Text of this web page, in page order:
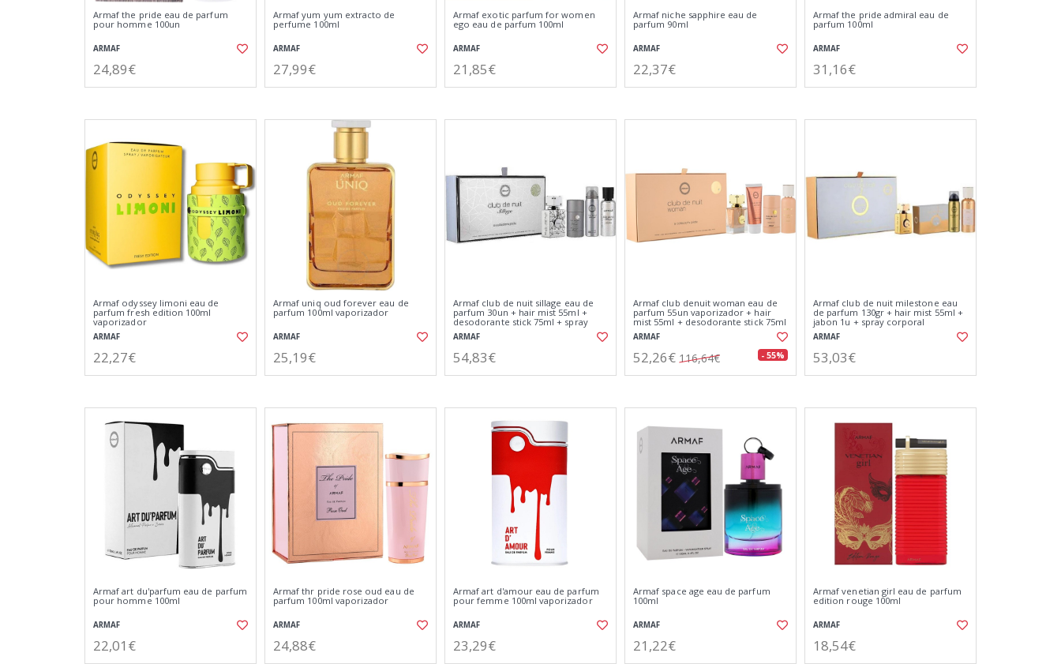
Armaf the pride eau de parfum
pour homme 100un
ARMAF
24,89€
Armaf yum yum extracto de
perfume 100ml
ARMAF
27,99€
Armaf exotic parfum for women
ego eau de parfum 100ml
ARMAF
21,85€
Armaf niche sapphire eau de
parfum 90ml
ARMAF
22,37€
Armaf the pride admiral eau de
parfum 100ml
ARMAF
31,16€
Armaf odyssey limoni eau de
parfum fresh edition 100ml
vaporizador
ARMAF
22,27€
Armaf uniq oud forever eau de
parfum 100ml vaporizador
ARMAF
25,19€
Armaf club de nuit sillage eau de
parfum 30un + hair mist 55ml +
desodorante stick 75ml + spray
corporal perfumado 50ml
vaporizador
ARMAF
54,83€
Armaf club denuit woman eau de
parfum 55un vaporizador + hair
mist 55ml + desodorante stick 75ml
+ crema de manos 50ml
ARMAF
52,26€ 116,64€ - 55%
Armaf club de nuit milestone eau
de parfum 130gr + hair mist 55ml +
jabon 1u + spray corporal
perfumado 50ml vaporizador
ARMAF
53,03€
Armaf art du'parfum eau de parfum
pour homme 100ml
ARMAF
22,01€
Armaf thr pride rose oud eau de
parfum 100ml vaporizador
ARMAF
24,88€
Armaf art d'amour eau de parfum
pour femme 100ml vaporizador
ARMAF
23,29€
Armaf space age eau de parfum
100ml
ARMAF
21,22€
Armaf venetian girl eau de parfum
edition rouge 100ml
ARMAF
18,54€